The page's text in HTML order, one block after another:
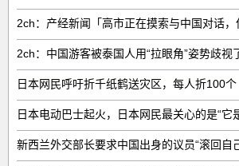
2ch：中国游客被泰国人用“拉眼角”姿势歧视
日本网民呼吁折千纸鹤送灾区，每人折100个
日本电动巴士起火，日本网民最关心的是“它